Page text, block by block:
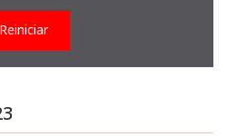
Reiniciar